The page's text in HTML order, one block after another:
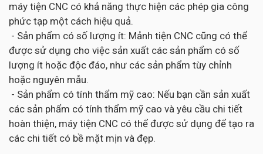
máy tiện CNC có khả năng thực hiện các phép gia công
phức tạp một cách hiệu quả.
- Sản phẩm có số lượng ít: Mảnh tiện CNC cũng có thể
được sử dụng cho việc sản xuất các sản phẩm có số
lượng ít hoặc độc đáo, như các sản phẩm tùy chỉnh
hoặc nguyên mẫu.
- Sản phẩm có tính thẩm mỹ cao: Nếu bạn cần sản xuất
các sản phẩm có tính thẩm mỹ cao và yêu cầu chi tiết
hoàn thiện, máy tiện CNC có thể được sử dụng để tạo ra
các chi tiết có bề mặt mịn và đẹp.